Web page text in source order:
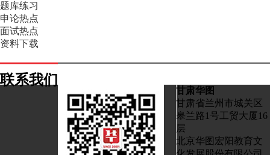
题库练习
申论热点
面试热点
资料下载
联系我们
甘肃华图
甘肃省兰州市城关区
皋兰路1号工贸大厦16
层
北京华图宏阳教育文